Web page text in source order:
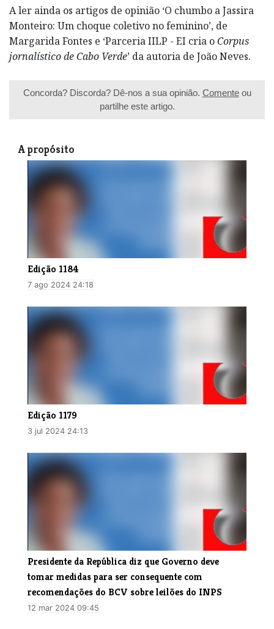
A ler ainda os artigos de opinião ‘O chumbo a Jassira
Monteiro: Um choque coletivo no feminino’, de
Margarida Fontes e ‘Parceria IILP - EI cria oCorpus
jornalístico de Cabo Verde’ da autoria de João Neves.
Concorda? Discorda? Dê-nos a sua opinião. Comenteou
partilhe este artigo.
A propósito
Edição 1184
7 ago 2024 24:18
Edição 1179
3 jul 2024 24:13
Presidente da República diz que Governo deve
tomar medidas para ser consequente com
recomendações do BCV sobre leilões do INPS
12 mar 2024 09:45